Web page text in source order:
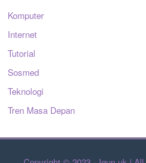
Komputer
Internet
Tutorial
Sosmed
Teknologi
Tren Masa Depan